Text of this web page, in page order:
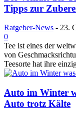
Tipps zur
Ratgeber-News - 23.
0
Tee ist eines der
von
Teesorte hat ihre
Auto im Winter
Auto trotz Kälte